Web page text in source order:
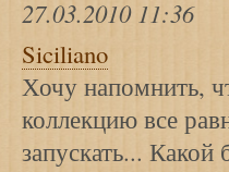
27.03.2010 11:36
Siciliano
Хочу напомнить,
коллекцию все
запускать...